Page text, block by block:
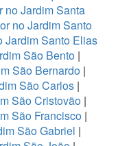
no Jardim Santa
no Jardim Santo
Jardim Santo Elias
São Bento |
São Bernardo |
São Carlos|
São Cristovão |
São Francisco|
São Gabriel |